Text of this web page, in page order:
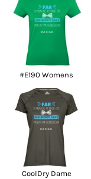
#E190 Womens
CoolDry Dame